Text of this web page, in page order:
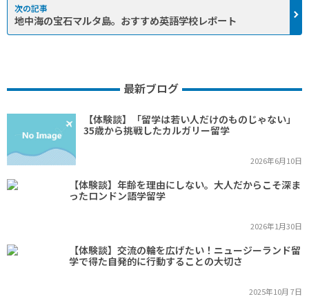
地中海の宝石マルタ島。おすすめ英語学校レポート
最新ブログ
【体験談】「留学は若い人だけのものじゃない」
35歳から挑戦したカルガリー留学
2026年6月10日
【体験談】年齢を理由にしない。大人だからこそ深ま
ったロンドン語学留学
2026年1月30日
【体験談】交流の輪を広げたい！ニュージーランド留
学で得た自発的に行動することの大切さ
2025年10月 7日